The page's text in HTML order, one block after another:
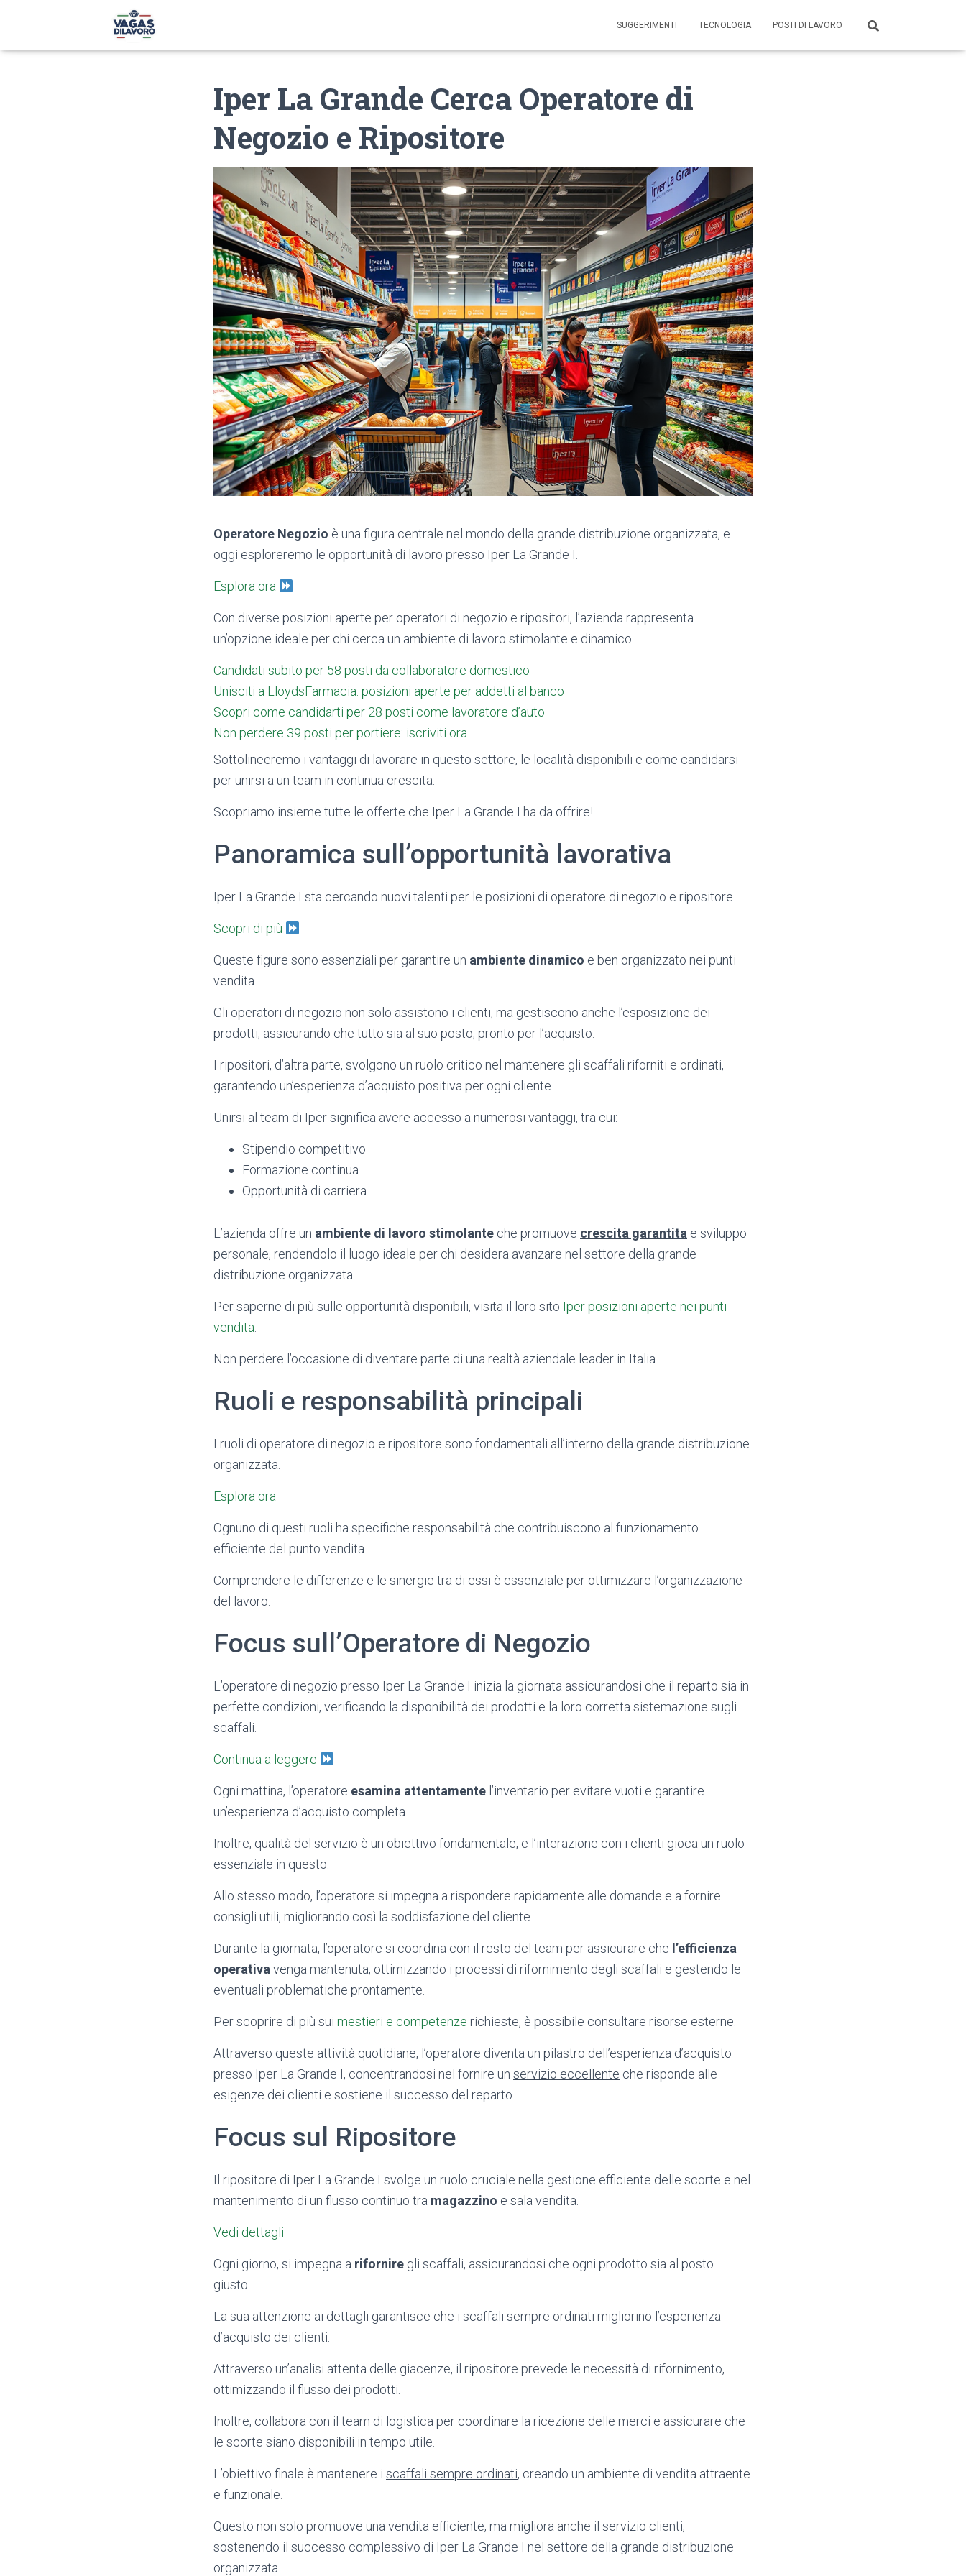
SUGGERIMENTI TECNOLOGIA POSTI DI LAVORO
Iper La Grande Cerca Operatore di
Negozio e Ripositore
Operatore Negozio è una figura centrale nel mondo della grande distribuzione organizzata, e
oggi esploreremo le opportunità di lavoro presso Iper La Grande I.
Esplora ora
Con diverse posizioni aperte per operatori di negozio e ripositori, l’azienda rappresenta
un’opzione ideale per chi cerca un ambiente di lavoro stimolante e dinamico.
Candidati subito per 58 posti da collaboratore domestico
Unisciti a LloydsFarmacia: posizioni aperte per addetti al banco
Scopri come candidarti per 28 posti come lavoratore d’auto
Non perdere 39 posti per portiere: iscriviti ora
Sottolineeremo i vantaggi di lavorare in questo settore, le località disponibili e come candidarsi
per unirsi a un team in continua crescita.
Scopriamo insieme tutte le offerte che Iper La Grande I ha da offrire!
Panoramica sull’opportunità lavorativa
Iper La Grande I sta cercando nuovi talenti per le posizioni di operatore di negozio e ripositore.
Scopri di più
Queste figure sono essenziali per garantire un ambiente dinamico e ben organizzato nei punti
vendita.
Gli operatori di negozio non solo assistono i clienti, ma gestiscono anche l’esposizione dei
prodotti, assicurando che tutto sia al suo posto, pronto per l’acquisto.
I ripositori, d’altra parte, svolgono un ruolo critico nel mantenere gli scaffali riforniti e ordinati,
garantendo un’esperienza d’acquisto positiva per ogni cliente.
Unirsi al team di Iper significa avere accesso a numerosi vantaggi, tra cui:
Stipendio competitivo
Formazione continua
Opportunità di carriera
L’azienda offre un ambiente di lavoro stimolante che promuove crescita garantita e sviluppo
personale, rendendolo il luogo ideale per chi desidera avanzare nel settore della grande
distribuzione organizzata.
Per saperne di più sulle opportunità disponibili, visita il loro sito Iper posizioni aperte nei punti
vendita
Non perdere l’occasione di diventare parte di una realtà aziendale leader in Italia.
Ruoli e responsabilità principali
I ruoli di operatore di negozio e ripositore sono fondamentali all’interno della grande distribuzione
organizzata.
Esplora ora
Ognuno di questi ruoli ha specifiche responsabilità che contribuiscono al funzionamento
efficiente del punto vendita.
Comprendere le differenze e le sinergie tra di essi è essenziale per ottimizzare l’organizzazione
del lavoro.
Focus sull’Operatore di Negozio
L’operatore di negozio presso Iper La Grande I inizia la giornata assicurandosi che il reparto sia in
perfette condizioni, verificando la disponibilità dei prodotti e la loro corretta sistemazione sugli
scaffali.
Continua a leggere
Ogni mattina, l’operatore esamina attentamente l’inventario per evitare vuoti e garantire
un’esperienza d’acquisto completa.
Inoltre, qualità del servizio è un obiettivo fondamentale, e l’interazione con i clienti gioca un ruolo
essenziale in questo.
Allo stesso modo, l’operatore si impegna a rispondere rapidamente alle domande e a fornire
consigli utili, migliorando così la soddisfazione del cliente.
Durante la giornata, l’operatore si coordina con il resto del team per assicurare che l’efficienza
operativa venga mantenuta, ottimizzando i processi di rifornimento degli scaffali e gestendo le
eventuali problematiche prontamente.
Per scoprire di più sui mestieri e competenze richieste, è possibile consultare risorse esterne.
Attraverso queste attività quotidiane, l’operatore diventa un pilastro dell’esperienza d’acquisto
presso Iper La Grande I, concentrandosi nel fornire un servizio eccellente che risponde alle
esigenze dei clienti e sostiene il successo del reparto.
Focus sul Ripositore
Il ripositore di Iper La Grande I svolge un ruolo cruciale nella gestione efficiente delle scorte e nel
mantenimento di un flusso continuo tra magazzino e sala vendita.
Vedi dettagli
Ogni giorno, si impegna a rifornire gli scaffali, assicurandosi che ogni prodotto sia al posto
giusto.
La sua attenzione ai dettagli garantisce che i scaffali sempre ordinati migliorino l’esperienza
d’acquisto dei clienti.
Attraverso un’analisi attenta delle giacenze, il ripositore prevede le necessità di rifornimento,
ottimizzando il flusso dei prodotti.
Inoltre, collabora con il team di logistica per coordinare la ricezione delle merci e assicurare che
le scorte siano disponibili in tempo utile.
L’obiettivo finale è mantenere i scaffali sempre ordinati, creando un ambiente di vendita attraente
e funzionale.
Questo non solo promuove una vendita efficiente, ma migliora anche il servizio clienti,
sostenendo il successo complessivo di Iper La Grande I nel settore della grande distribuzione
organizzata.